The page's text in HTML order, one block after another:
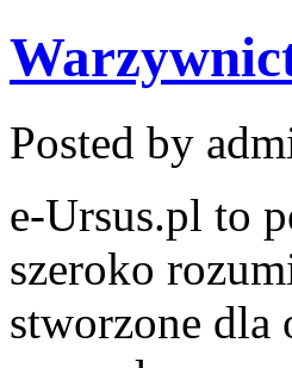
Posted by
e-Ursus.pl to
szeroko
stworzone dla